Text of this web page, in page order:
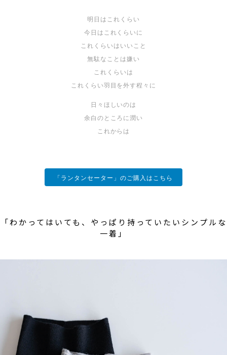
明日はこれくらい
今日はこれくらいに
これくらいはいいこと
無駄なことは嫌い
これくらいは
これくらい羽目を外す程々に
日々ほしいのは
余白のところに潤い
これからは
「ランタンセーター」のご購入はこちら
「わかってはいても、やっぱり持っていたいシンプルな
一着」